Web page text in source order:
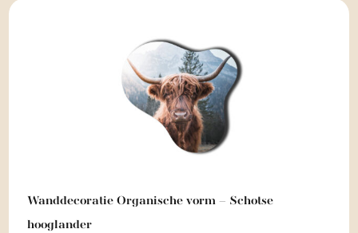
Wanddecoratie Organische vorm – Schotse
hooglander